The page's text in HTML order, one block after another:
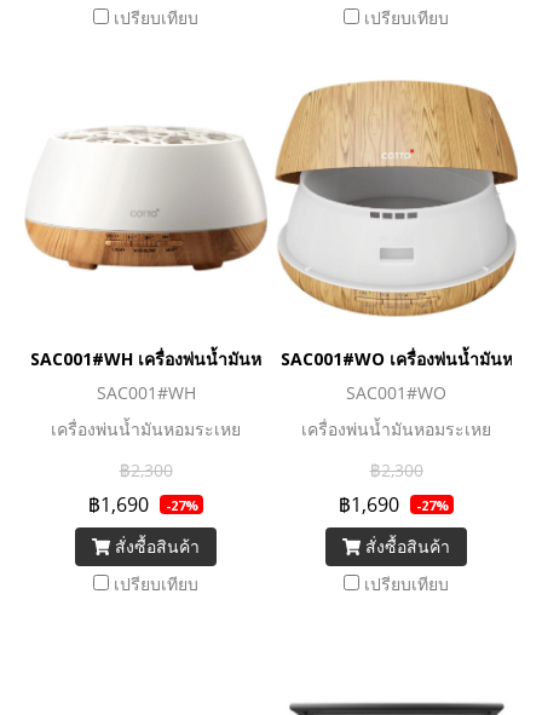
เปรียบเทียบ
เปรียบเทียบ
SAC001#WH เครื่องพ่นน้ำมันหอมระเหย สีขาว
SAC001#WH
เครื่องพ่นน้ำมันหอมระเหย
฿2,300
฿1,690 -27%
สั่งซื้อสินค้า
เปรียบเทียบ
SAC001#WO เครื่องพ่นน้ำมันหอม
SAC001#WO
เครื่องพ่นน้ำมันหอมระเหย
฿2,300
฿1,690 -27%
สั่งซื้อสินค้า
เปรียบเทียบ